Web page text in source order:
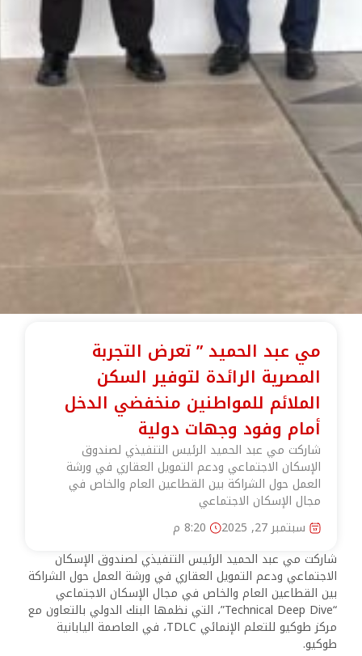
مي عبد الحميد ” تعرض التجربة
المصرية الرائدة لتوفير السكن
الملائم للمواطنين منخفضي الدخل
أمام وفود وجهات دولية
شاركت مي عبد الحميد الرئيس التنفيذي لصندوق
الإسكان الاجتماعي ودعم التمويل العقاري في ورشة
العمل حول الشراكة بين القطاعين العام والخاص في
مجال الإسكان الاجتماعي
سبتمبر 27, 2025
8:20 م
شاركت مي عبد الحميد الرئيس التنفيذي لصندوق الإسكان
الاجتماعي ودعم التمويل العقاري في ورشة العمل حول الشراكة
بين القطاعين العام والخاص في مجال الإسكان الاجتماعي
“Technical Deep Dive”، التي نظمها البنك الدولي بالتعاون مع
مركز طوكيو للتعلم الإنمائي TDLC، في العاصمة اليابانية
طوكيو.